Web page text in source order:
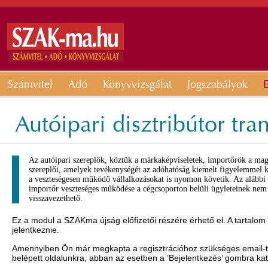
Számvitel Adó Könyvvizsgálat Jogszabályok
Autóipari disztribútor
Az autóipari szereplők, köztük a márkaképviseletek, importőrök a
szereplői, amelyek tevékenységét az adóhatóság kiemelt figyelemmel
a veszteségesen működő vállalkozásokat is nyomon követik. Az
importőr veszteséges működése a cégcsoporton belüli ügyleteinek
visszavezethető.
Ez a modul a SZAKma újság előfizetői részére érhető el. A
jelentkeznie.
Amennyiben Ön már megkapta a regisztrációhoz szükséges
belépett oldalunkra, abban az esetben a ’Bejelentkezés’ gombra